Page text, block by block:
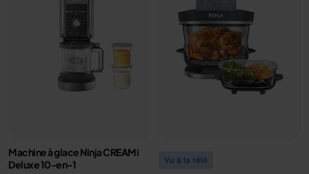
Machine à glace Ninja CREAMi
Deluxe 10-en-1
Vu à la télé